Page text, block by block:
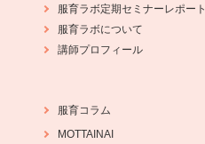
服育ラボ定期セミナーレポート
服育ラボについて
講師プロフィール
服育コラム
MOTTAINAI